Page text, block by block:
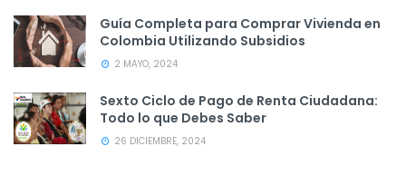
Guía Completa para Comprar Vivienda en
Colombia Utilizando Subsidios
2 MAYO, 2024
Sexto Ciclo de Pago de Renta Ciudadana:
Todo lo que Debes Saber
26 DICIEMBRE, 2024